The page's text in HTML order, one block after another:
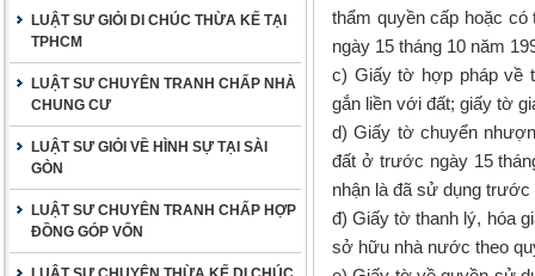
LUẬT SƯ GIỎI DI CHÚC THỪA KẾ TẠI
TPHCM
LUẬT SƯ CHUYÊN TRANH CHẤP NHÀ
CHUNG CƯ
LUẬT SƯ GIỎI VỀ HÌNH SỰ TẠI SÀI
GÒN
LUẬT SƯ CHUYÊN TRANH CHẤP HỢP
ĐỒNG GÓP VỐN
thẩm quyền cấp hoặc
ngày 15 tháng 10 năm
c) Giấy tờ hợp pháp về
gắn liền với đất; giấy tờ
d) Giấy tờ chuyển
đất ở trước ngày 15
nhận là đã sử dụng trước
đ) Giấy tờ thanh lý, hóa
sở hữu nhà nước theo